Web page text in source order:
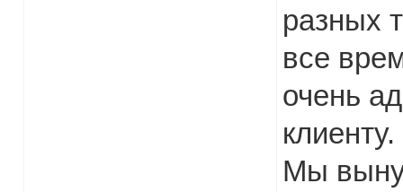
разных
все
очень
клиенту.
Мы